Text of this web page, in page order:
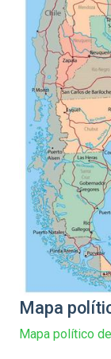
Mapa
Mapa político